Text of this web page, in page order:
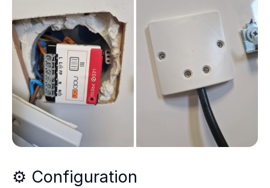
⚙️ Configuration